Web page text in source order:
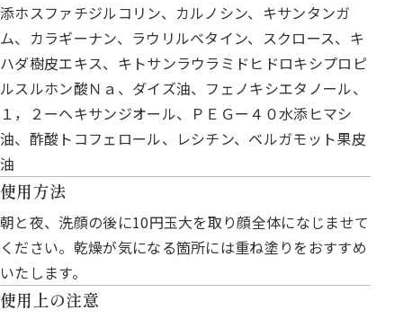
添ホスファチジルコリン、カルノシン、キサンタンガ
ム、カラギーナン、ラウリルベタイン、スクロース、キ
ハダ樹皮エキス、キトサンラウラミドヒドロキシプロピ
ルスルホン酸Ｎａ、ダイズ油、フェノキシエタノール、
１，２ーヘキサンジオール、ＰＥＧー４０水添ヒマシ
油、酢酸トコフェロール、レシチン、ベルガモット果皮
油
使用方法
朝と夜、洗顔の後に10円玉大を取り顔全体になじませて
ください。乾燥が気になる箇所には重ね塗りをおすすめ
いたします。
使用上の注意